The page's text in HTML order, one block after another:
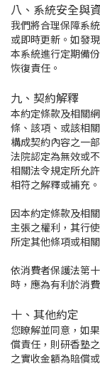
八、系統安全與
我們將合理保障系
或即時更新。如發
本系統進行定期備
恢復責任。
九、契約解釋
本約定條款及相關
條、該項、或該相
構成契約內容之一
法院認定為無效或
相關法令規定所允
相符之解釋或補充。
因本約定條款及相
主張之權利，其行
所定其他條項或相
依消費者保護法第
時，應為有利於消
十、其他約定
您瞭解並同意，如
償責任，則研香塾
之實收金額為賠償